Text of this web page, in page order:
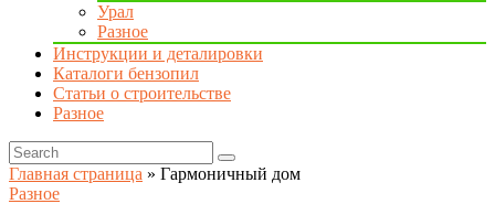
Урал
Разное
Инструкции и деталировки
Каталоги бензопил
Статьи о строительстве
Разное
Главная страница » Гармоничный дом
Разное